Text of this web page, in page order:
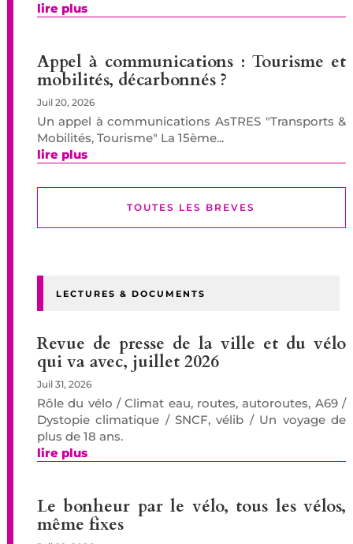
lire plus
Appel à communications : Tourisme et
mobilités, décarbonnés ?
Juil 20, 2026
Un appel à communications AsTRES "Transports &
Mobilités, Tourisme" La 15ème...
lire plus
TOUTES LES BREVES
LECTURES & DOCUMENTS
Revue de presse de la ville et du vélo
qui va avec, juillet 2026
Juil 31, 2026
Rôle du vélo / Climat eau, routes, autoroutes, A69 /
Dystopie climatique / SNCF, vélib / Un voyage de
plus de 18 ans.
lire plus
Le bonheur par le vélo, tous les vélos,
même fixes